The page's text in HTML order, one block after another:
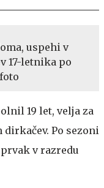
uspehi v
17-letnika po
19 let, velja za
Po sezoni
v razredu